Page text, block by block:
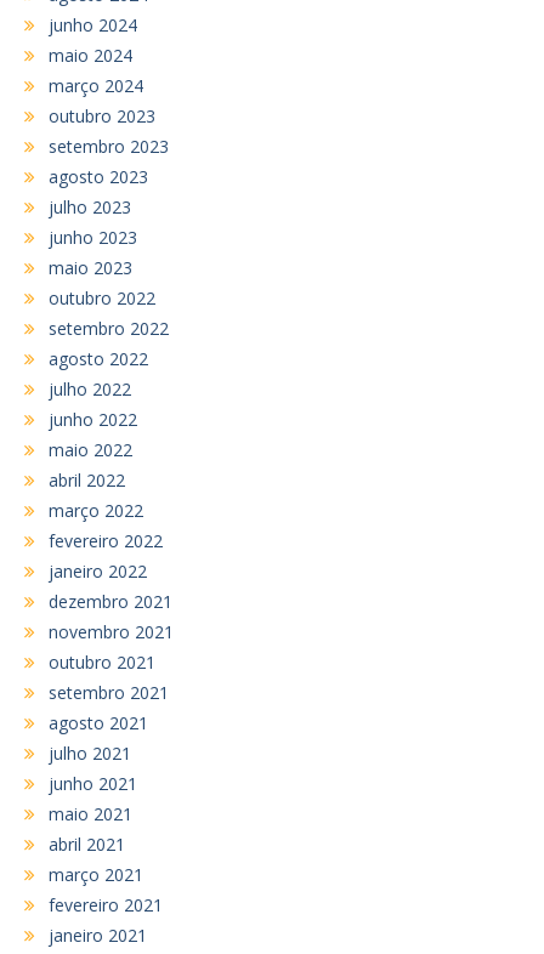
junho 2024
maio 2024
março 2024
outubro 2023
setembro 2023
agosto 2023
julho 2023
junho 2023
maio 2023
outubro 2022
setembro 2022
agosto 2022
julho 2022
junho 2022
maio 2022
abril 2022
março 2022
fevereiro 2022
janeiro 2022
dezembro 2021
novembro 2021
outubro 2021
setembro 2021
agosto 2021
julho 2021
junho 2021
maio 2021
abril 2021
março 2021
fevereiro 2021
janeiro 2021